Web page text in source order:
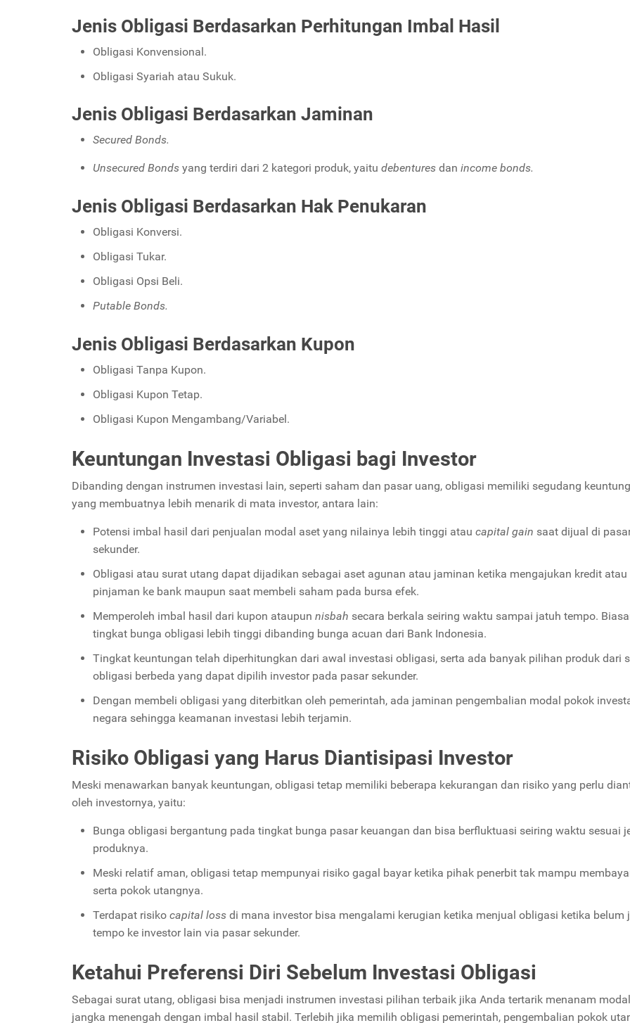
Jenis Obligasi Berdasarkan Perhitungan Imbal Hasil
Obligasi Konvensional.
Obligasi Syariah atau Sukuk.
Jenis Obligasi Berdasarkan Jaminan
Secured Bonds.
Unsecured Bonds yang terdiri dari 2 kategori produk, yaitu debentures dan income bonds.
Jenis Obligasi Berdasarkan Hak Penukaran
Obligasi Konversi.
Obligasi Tukar.
Obligasi Opsi Beli.
Putable Bonds.
Jenis Obligasi Berdasarkan Kupon
Obligasi Tanpa Kupon.
Obligasi Kupon Tetap.
Obligasi Kupon Mengambang/Variabel.
Keuntungan Investasi Obligasi bagi Investor
Dibanding dengan instrumen investasi lain, seperti saham dan pasar uang, obligasi memiliki segudang
yang membuatnya lebih menarik di mata investor, antara lain:
Potensi imbal hasil dari penjualan modal aset yang nilainya lebih tinggi atau capital gain saat dijual di
sekunder.
Obligasi atau surat utang dapat dijadikan sebagai aset agunan atau jaminan ketika mengajukan kredit atau
pinjaman ke bank maupun saat membeli saham pada bursa efek.
Memperoleh imbal hasil dari kupon ataupun nisbah secara berkala seiring waktu sampai jatuh tempo.
tingkat bunga obligasi lebih tinggi dibanding bunga acuan dari Bank Indonesia.
Tingkat keuntungan telah diperhitungkan dari awal investasi obligasi, serta ada banyak pilihan produk dari
obligasi berbeda yang dapat dipilih investor pada pasar sekunder.
Dengan membeli obligasi yang diterbitkan oleh pemerintah, ada jaminan pengembalian modal pokok
negara sehingga keamanan investasi lebih terjamin.
Risiko Obligasi yang Harus Diantisipasi Investor
Meski menawarkan banyak keuntungan, obligasi tetap memiliki beberapa kekurangan dan risiko yang perlu
oleh investornya, yaitu:
Bunga obligasi bergantung pada tingkat bunga pasar keuangan dan bisa berfluktuasi seiring waktu sesuai
produknya.
Meski relatif aman, obligasi tetap mempunyai risiko gagal bayar ketika pihak penerbit tak mampu
serta pokok utangnya.
Terdapat risiko capital loss di mana investor bisa mengalami kerugian ketika menjual obligasi ketika belum
tempo ke investor lain via pasar sekunder.
Ketahui Preferensi Diri Sebelum Investasi Obligasi
Sebagai surat utang, obligasi bisa menjadi instrumen investasi pilihan terbaik jika Anda tertarik menanam
jangka menengah dengan imbal hasil stabil. Terlebih jika memilih obligasi pemerintah, pengembalian pokok